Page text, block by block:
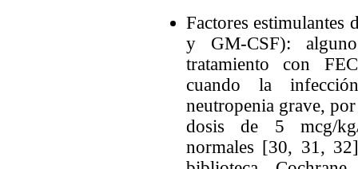
Factores estimulantes
y GM-CSF):
tratamiento con
cuando la
neutropenia grave,
dosis de 5 mcg/kg/
normales [30, 31,